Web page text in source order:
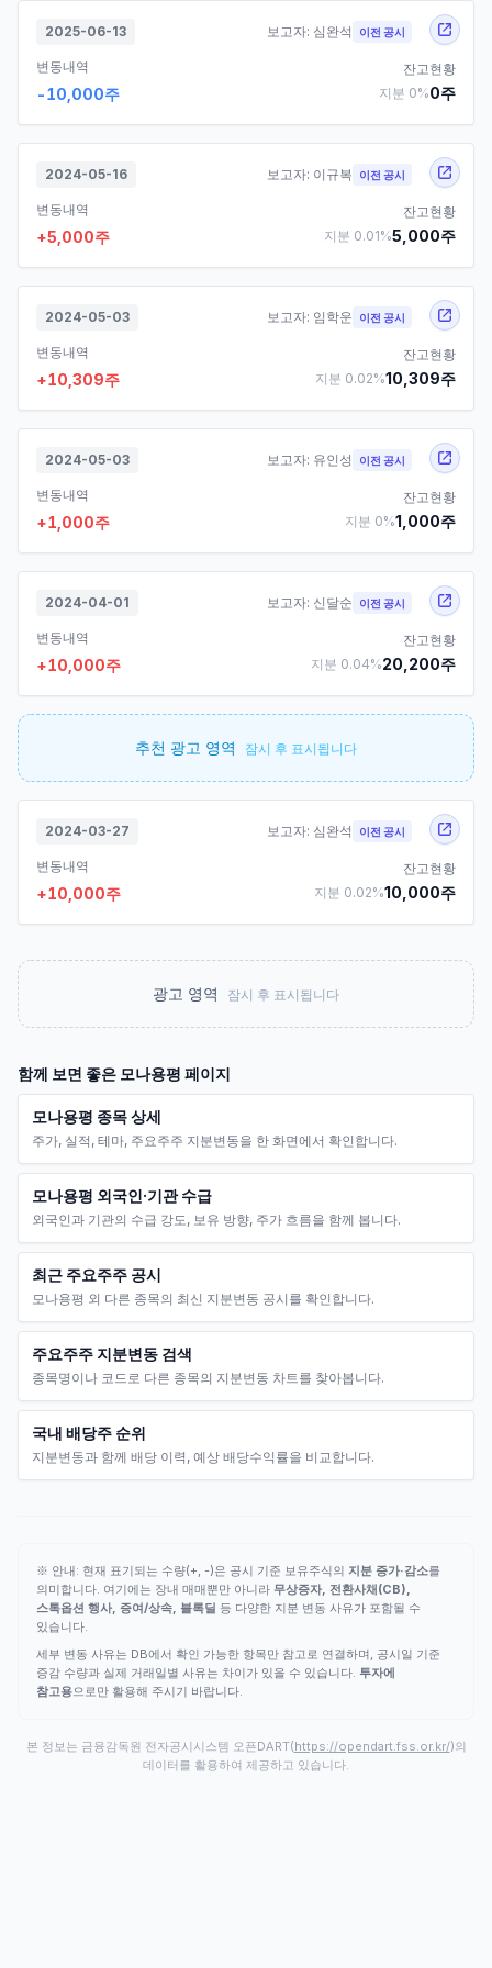
2025-06-13 보고자: 심완석 이전 공시
변동내역
-10,000주
잔고현황
지분 0%0주
2024-05-16 보고자: 이규복 이전 공시
변동내역
+5,000주
잔고현황
지분 0.01%5,000주
2024-05-03 보고자: 임학운 이전 공시
변동내역
+10,309주
잔고현황
지분 0.02%10,309주
2024-05-03 보고자: 유인성 이전 공시
변동내역
+1,000주
잔고현황
지분 0%1,000주
2024-04-01 보고자: 신달순 이전 공시
변동내역
+10,000주
잔고현황
지분 0.04%20,200주
추천 광고 영역 잠시 후 표시됩니다
2024-03-27 보고자: 심완석 이전 공시
변동내역
+10,000주
잔고현황
지분 0.02%10,000주
광고 영역 잠시 후 표시됩니다
함께 보면 좋은 모나용평 페이지
모나용평 종목 상세
주가, 실적, 테마, 주요주주 지분변동을 한 화면에서 확인합니다.
모나용평 외국인·기관 수급
외국인과 기관의 수급 강도, 보유 방향, 주가 흐름을 함께 봅니다.
최근 주요주주 공시
모나용평 외 다른 종목의 최신 지분변동 공시를 확인합니다.
주요주주 지분변동 검색
종목명이나 코드로 다른 종목의 지분변동 차트를 찾아봅니다.
국내 배당주 순위
지분변동과 함께 배당 이력, 예상 배당수익률을 비교합니다.
※ 안내: 현재 표기되는 수량(+, -)은 공시 기준 보유주식의 지분 증가·감소를
의미합니다. 여기에는 장내 매매뿐만 아니라 무상증자, 전환사채(CB),
스톡옵션 행사, 증여/상속, 블록딜 등 다양한 지분 변동 사유가 포함될 수
있습니다.
세부 변동 사유는 DB에서 확인 가능한 항목만 참고로 연결하며, 공시일 기준
증감 수량과 실제 거래일별 사유는 차이가 있을 수 있습니다. 투자에
참고용으로만 활용해 주시기 바랍니다.
본 정보는 금융감독원 전자공시시스템 오픈DART(https://opendart.fss.or.kr/)의
데이터를 활용하여 제공하고 있습니다.